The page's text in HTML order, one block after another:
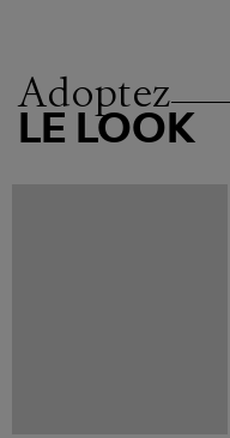
Adoptez
LE LOOK